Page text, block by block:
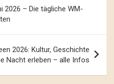
2026 – Die tägliche WM-
2026: Kultur, Geschichte
Nacht erleben – alle Infos